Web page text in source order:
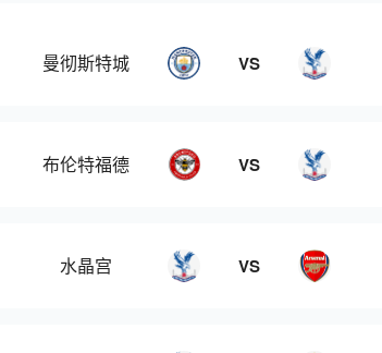
曼彻斯特城 VS
布伦特福德 VS
水晶宫 VS